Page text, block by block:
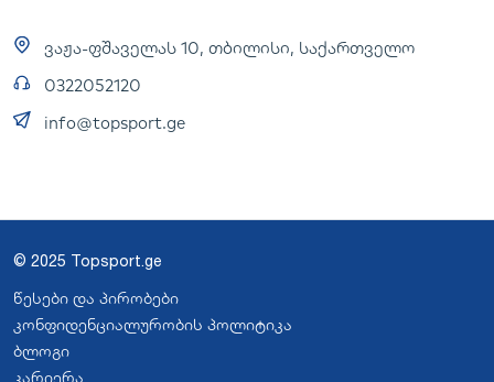
ვაჟა-ფშაველას 10, თბილისი, საქართველო
0322052120
info@topsport.ge
© 2025 Topsport.ge
წესები და პირობები
კონფიდენციალურობის პოლიტიკა
ბლოგი
კარიერა